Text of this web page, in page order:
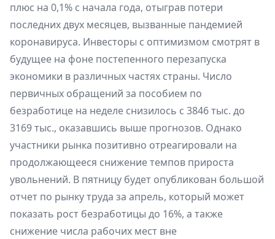
плюс на 0,1% с начала года, отыграв потери
последних двух месяцев, вызванные пандемией
коронавируса. Инвесторы с оптимизмом смотрят в
будущее на фоне постепенного перезапуска
экономики в различных частях страны. Число
первичных обращений за пособием по
безработице на неделе снизилось с 3846 тыс. до
3169 тыс., оказавшись выше прогнозов. Однако
участники рынка позитивно отреагировали на
продолжающееся снижение темпов прироста
увольнений. В пятницу будет опубликован большой
отчет по рынку труда за апрель, который может
показать рост безработицы до 16%, а также
снижение числа рабочих мест вне